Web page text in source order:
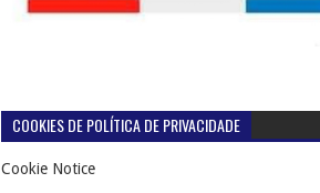
COOKIES DE POLÍTICA DE PRIVACIDADE
Cookie Notice